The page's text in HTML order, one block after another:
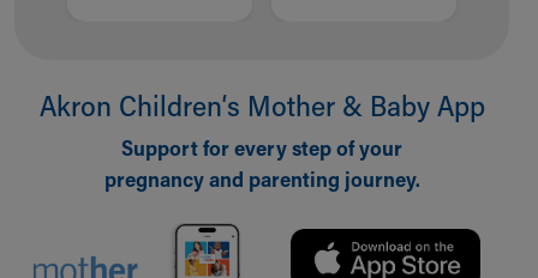
Akron Children‘s Mother & Baby App
Support for every step of your
pregnancy and parenting journey.